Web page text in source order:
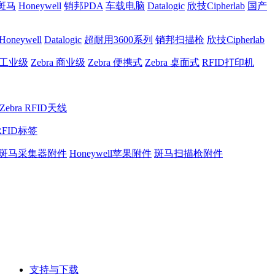
马 Honeywell 销邦PDA 车载电脑 Datalogic 欣技Cipherlab 国产
Datalogic 超耐用3600系列 销邦扫描枪 欣技Cipherlab
业级 Zebra 商业级 Zebra 便携式 Zebra 桌面式 RFID打印机
Zebra RFID天线
标签
马采集器附件 Honeywell苹果附件 斑马扫描枪附件
支持与下载